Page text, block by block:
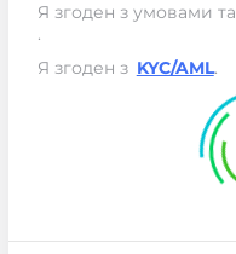
Я згоден з умовами та
.
Я згоден з KYC/AML.